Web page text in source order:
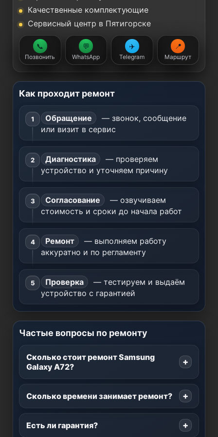
Качественные комплектующие
Сервисный центр в Пятигорске
📞
Позвонить
💬
WhatsApp
✈️
Telegram
📍
Маршрут
Как проходит ремонт
Обращение
— звонок, сообщение
или визит в сервис
Диагностика
— проверяем
устройство и уточняем причину
Согласование
— озвучиваем
стоимость и сроки до начала работ
Ремонт
— выполняем работу
аккуратно и по регламенту
Проверка
— тестируем и выдаём
устройство с гарантией
Частые вопросы по ремонту
Сколько стоит ремонт Samsung
Galaxy A72?
Сколько времени занимает ремонт?
Есть ли гарантия?